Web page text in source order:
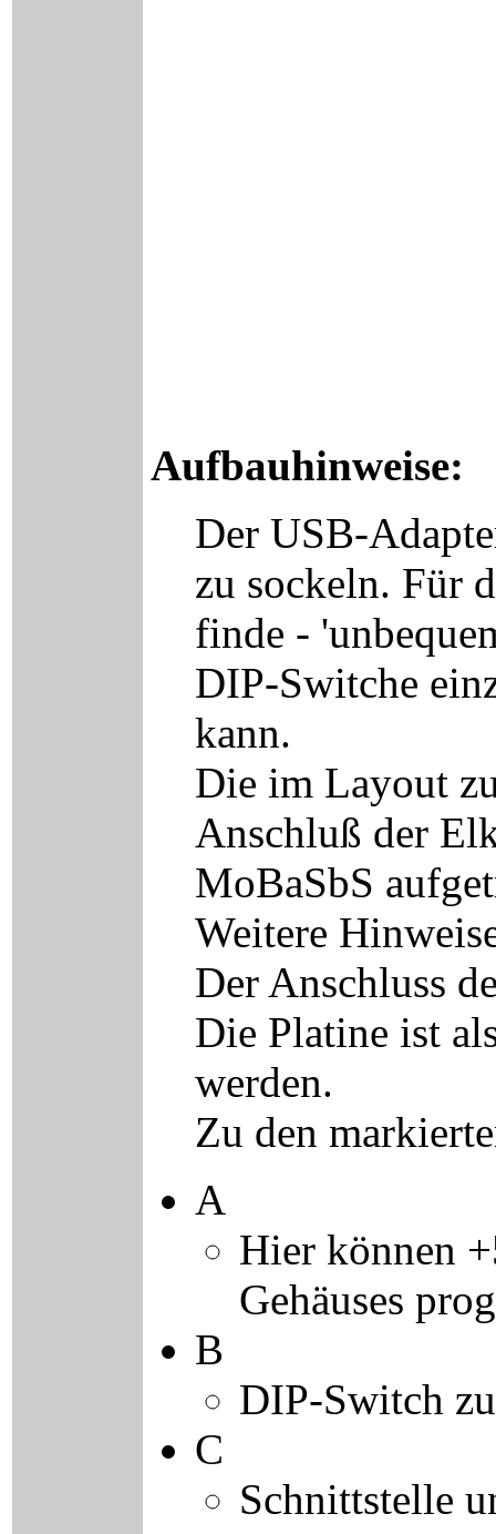
Aufbauhinweise:
Der USB-
zu sockeln. Für
finde -
DIP-Switche
kann.
Die im Layout
Anschluß der
MoBaSbS
Weitere
Der Anschluss
Die Platine ist
werden.
Zu den
A
Hier können
Gehäuses
B
DIP-Switch
C
Schnittstelle